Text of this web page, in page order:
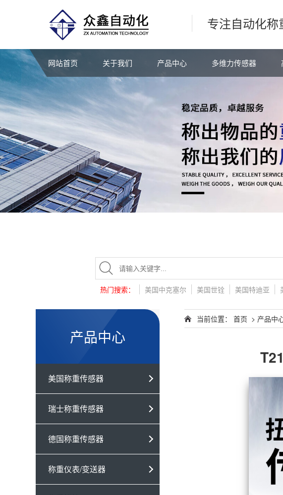
专注自动化称
网站首页 关于我们 产品中心 多维力传感器
热门搜索： 美国中克塞尔 美国世铨 美国特迪亚
产品中心
美国称重传感器
瑞士称重传感器
德国称重传感器
称重仪表/变送器
当前位置： 首页 > 产品中